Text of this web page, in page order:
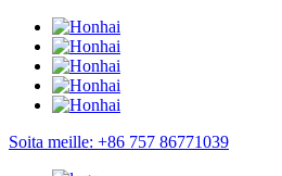
Soita meille: +86 757 86771039